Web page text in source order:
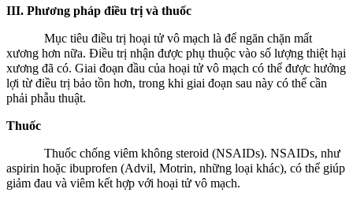
III. Phương pháp điều trị và thuốc
Mục tiêu điều trị hoại tử vô mạch là để ngăn chặn mất
xương hơn nữa. Điều trị nhận được phụ thuộc vào số lượng thiệt hại
xương đã có. Giai đoạn đầu của hoại tử vô mạch có thể được hưởng
lợi từ điều trị bảo tồn hơn, trong khi giai đoạn sau này có thể cần
phải phẫu thuật.
Thuốc
Thuốc chống viêm không steroid (NSAIDs). NSAIDs, như
aspirin hoặc ibuprofen (Advil, Motrin, những loại khác), có thể giúp
giảm đau và viêm kết hợp với hoại tử vô mạch.